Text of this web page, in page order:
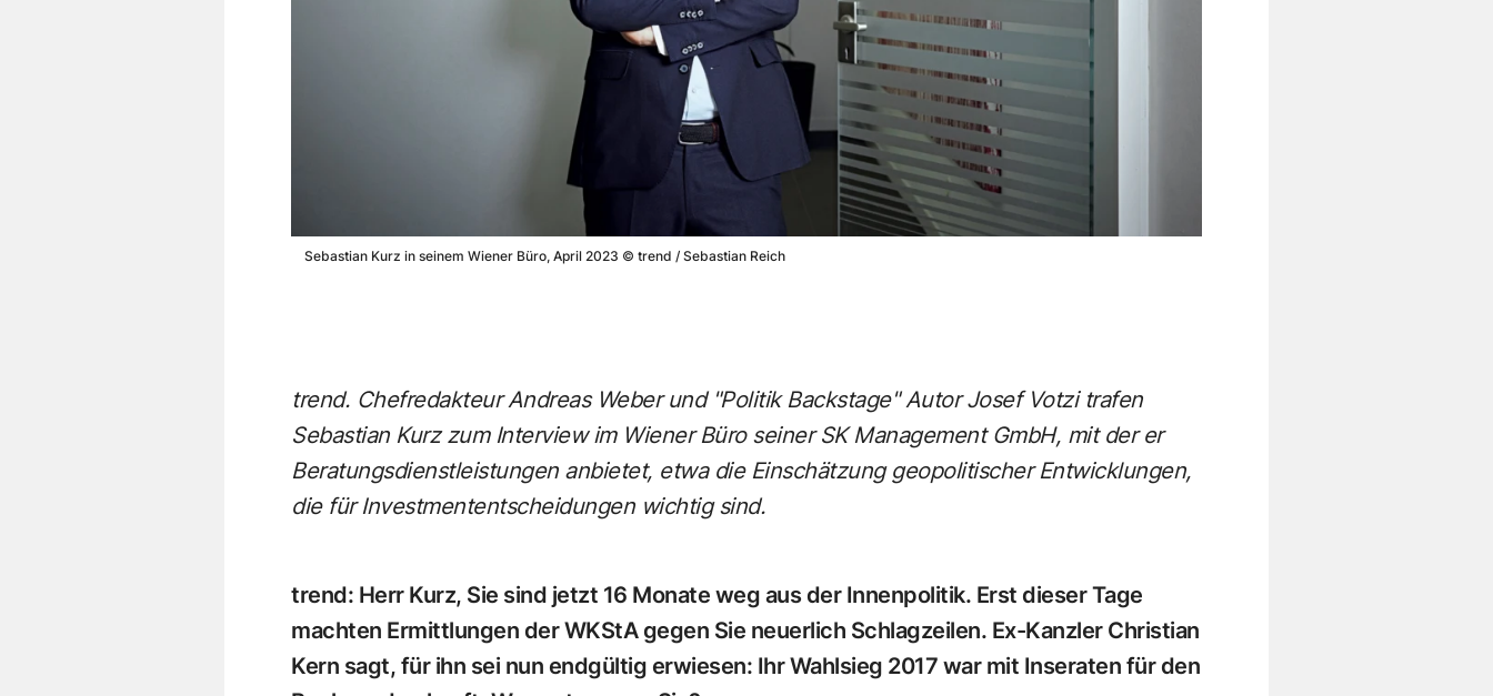
Sebastian Kurz in seinem Wiener Büro, April 2023 © trend / Sebastian Reich
trend. Chefredakteur Andreas Weber und "Politik Backstage" Autor Josef Votzi trafen
Sebastian Kurz zum Interview im Wiener Büro seiner SK Management GmbH, mit der er
Beratungsdienstleistungen anbietet, etwa die Einschätzung geopolitischer Entwicklungen,
die für Investmententscheidungen wichtig sind.
trend: Herr Kurz, Sie sind jetzt 16 Monate weg aus der Innenpolitik. Erst dieser Tage
machten Ermittlungen der WKStA gegen Sie neuerlich Schlagzeilen. Ex-Kanzler Christian
Kern sagt, für ihn sei nun endgültig erwiesen: Ihr Wahlsieg 2017 war mit Inseraten für den